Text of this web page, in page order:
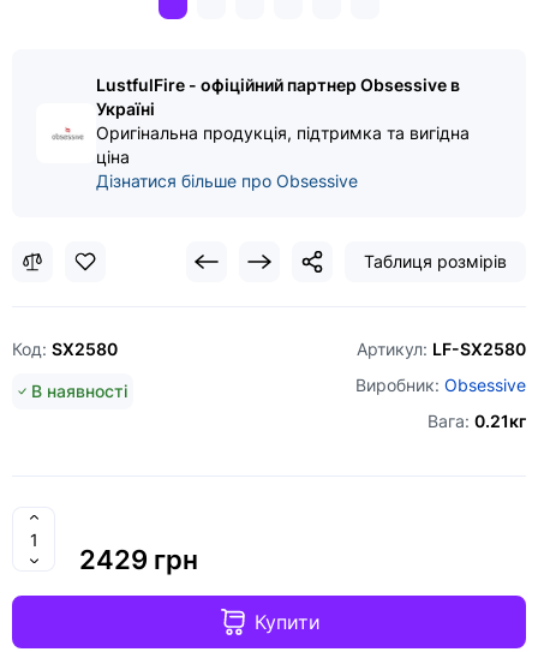
LustfulFire - офіційний партнер Obsessive в
Україні
Оригінальна продукція, підтримка та вигідна
ціна
Дізнатися більше про Obsessive
Таблиця розмірів
Код: SX2580 Артикул: LF-SX2580
Виробник: Obsessive
В наявності
Вага: 0.21кг
2429 грн
Купити